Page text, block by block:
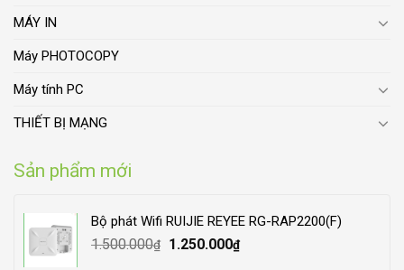
MÁY IN
Máy PHOTOCOPY
Máy tính PC
THIẾT BỊ MẠNG
Sản phẩm mới
Bộ phát Wifi RUIJIE REYEE RG-RAP2200(F)
1.500.000₫
Original
1.250.000₫Current